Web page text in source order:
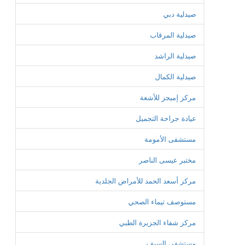
صيدلية دبي
صيدلية المرقاب
صيدلية الراشد
صيدلية الكمال
مركز إميجز للأشعة
عيادة جراحة التجميل
مستشفى الأمومة
مختبر عيسى الناصر
مركز أسعد الحمد للأمراض الجلدية
مستوصف تيماء الصحي
مركز شفاء الجزيرة الطبي